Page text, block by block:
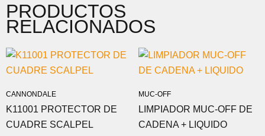
PRODUCTOS
RELACIONADOS
CANNONDALE
K11001 PROTECTOR DE
CUADRE SCALPEL
MUC-OFF
LIMPIADOR MUC-OFF DE
CADENA + LIQUIDO